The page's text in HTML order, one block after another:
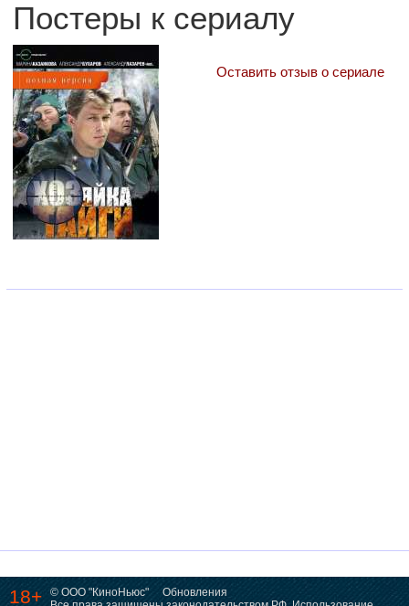
Постеры к сериалу
Оставить отзыв о сериале
18+ © ООО "КиноНьюс"
Обновления